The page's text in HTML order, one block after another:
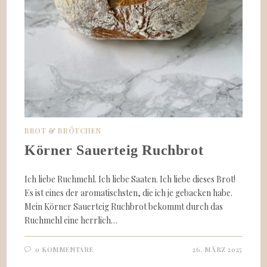
BROT & BRÖTCHEN
Körner Sauerteig Ruchbrot
Ich liebe Ruchmehl. Ich liebe Saaten. Ich liebe dieses Brot!
Es ist eines der aromatischsten, die ich je gebacken habe.
Mein Körner Sauerteig Ruchbrot bekommt durch das
Ruchmehl eine herrlich…
0 KOMMENTARE 26. MÄRZ 2025